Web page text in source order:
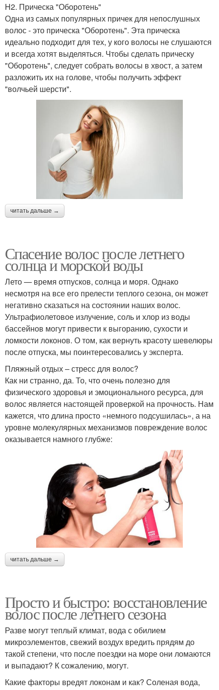
H2. Прическа "Оборотень"
Одна из самых популярных причек для непослушных
волос - это прическа "Оборотень". Эта прическа
идеально подходит для тех, у кого волосы не слушаются
и всегда хотят выделяться. Чтобы сделать прическу
"Оборотень", следует собрать волосы в хвост, а затем
разложить их на голове, чтобы получить эффект
"волчьей шерсти".
читать дальше →
Спасение волос после летнего
солнца и морской воды
Лето — время отпусков, солнца и моря. Однако
несмотря на все его прелести теплого сезона, он может
негативно сказаться на состоянии наших волос.
Ультрафиолетовое излучение, соль и хлор из воды
бассейнов могут привести к выгоранию, сухости и
ломкости локонов. О том, как вернуть красоту шевелюры
после отпуска, мы поинтересовались у эксперта.
Пляжный отдых – стресс для волос?
Как ни странно, да. То, что очень полезно для
физического здоровья и эмоционального ресурса, для
волос является настоящей проверкой на прочность. Нам
кажется, что длина просто «немного подсушилась», а на
уровне молекулярных механизмов повреждение волос
оказывается намного глубже:
читать дальше →
Просто и быстро: восстановление
волос после летнего сезона
Разве могут теплый климат, вода с обилием
микроэлементов, свежий воздух вредить прядям до
такой степени, что после поездки на море они ломаются
и выпадают? К сожалению, могут.
Какие факторы вредят локонам и как? Соленая вода,